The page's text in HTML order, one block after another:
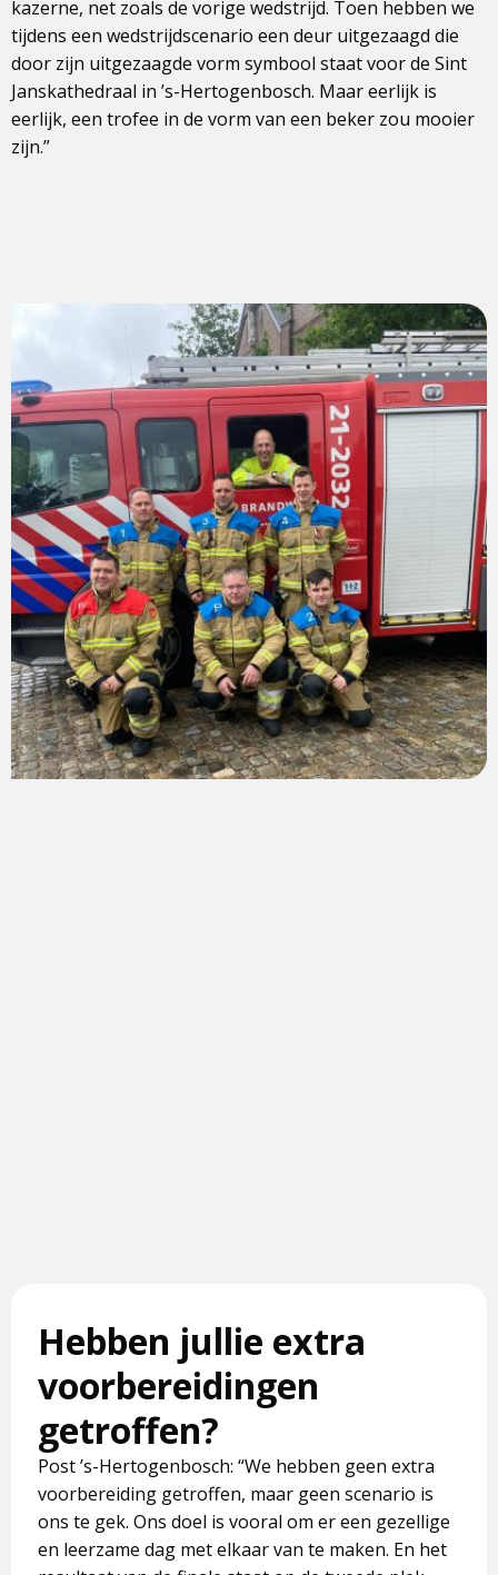
kazerne, net zoals de vorige wedstrijd. Toen hebben we
tijdens een wedstrijdscenario een deur uitgezaagd die
door zijn uitgezaagde vorm symbool staat voor de Sint
Janskathedraal in ’s-Hertogenbosch. Maar eerlijk is
eerlijk, een trofee in de vorm van een beker zou mooier
zijn.”
Hebben jullie extra
voorbereidingen
getroffen?
Post ’s-Hertogenbosch: “We hebben geen extra
voorbereiding getroffen, maar geen scenario is
ons te gek. Ons doel is vooral om er een gezellige
en leerzame dag met elkaar van te maken. En het